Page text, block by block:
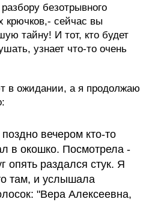
безотрывного
крючков,- сейчас вы
тайну! И тот, кто будет
узнает что-то очень
в ожидании, а я продолжаю
вечером кто-то
в окошко. Посмотрела -
опять раздался стук. Я
там, и услышала
"Вера Алексеевна,